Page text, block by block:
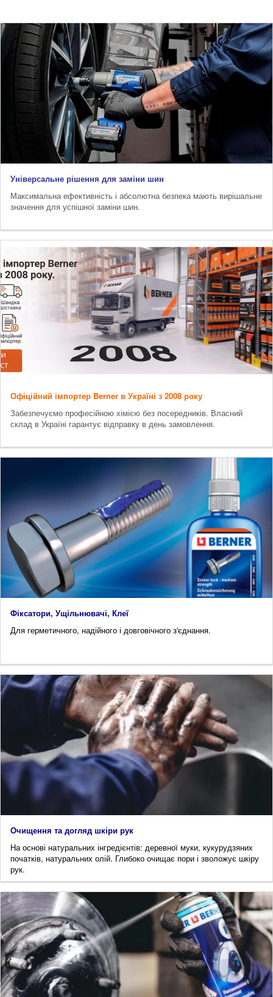
Універсальне рішення для заміни шин
Максимальна ефективність і абсолютна безпека мають вирішальне
значення для успішної заміни шин.
Офіційний імпортер Berner в Україні з 2008 року
Забезпечуємо професійною хімією без посередників. Власний
склад в Україні гарантує відправку в день замовлення.
Фіксатори, Ущільнювачі, Клеї
Для герметичного, надійного і довговічного з'єднання.
Очищення та догляд шкіри рук
На основі натуральних інгредієнтів: деревної муки, кукурудзяних
початків, натуральних олій. Глибоко очищає пори і зволожує шкіру
рук.